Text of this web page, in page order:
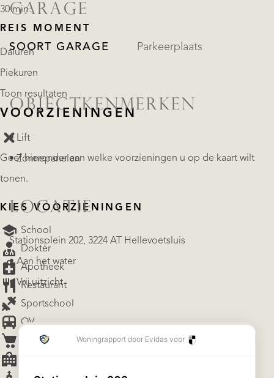
GARAGE
SOORT GARAGE Parkeerplaats
OBJECTKENMERKEN
• Lift
• Zonnepanelen
LOCATIE
Stationsplein 202, 3224 AT Hellevoetsluis
• Aan het water
• Vrij uitzicht
30 min.
REIS MOMENT
Daluren
Piekuren
Toon resultaten
VOORZIENINGEN
Geef hieronder aan welke voorzieningen u op de kaart wilt
tonen.
KIES VOORZIENINGEN
School
Dokter
Apotheek
Restaurant
Sportschool
OV
Supermarkt